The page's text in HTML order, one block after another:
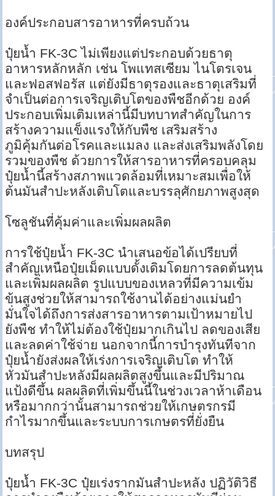
องค์ประกอบสารอาหารที่ครบถ้วน
ปุ๋ยน้ำ FK-3C ไม่เพียงแต่ประกอบด้วยธาตุ
อาหารหลักหลัก เช่น โพแทสเซียม ไนโตรเจน
และฟอสฟอรัส แต่ยังมีธาตุรองและธาตุเสริมที่
จำเป็นต่อการเจริญเติบโตของพืชอีกด้วย องค์
ประกอบเพิ่มเติมเหล่านี้มีบทบาทสำคัญในการ
สร้างความแข็งแรงให้กับพืช เสริมสร้าง
ภูมิคุ้มกันต่อโรคและแมลง และส่งเสริมพลังโดย
รวมของพืช ด้วยการให้สารอาหารที่ครอบคลุม
ปุ๋ยน้ำนี้สร้างสภาพแวดล้อมที่เหมาะสมเพื่อให้
ต้นมันสำปะหลังเติบโตและบรรลุศักยภาพสูงสุด
โซลูชันที่คุ้มค่าและเพิ่มผลผลิต
การใช้ปุ๋ยน้ำ FK-3C นำเสนอข้อได้เปรียบที่
สำคัญเหนือปุ๋ยเม็ดแบบดั้งเดิมโดยการลดต้นทุน
และเพิ่มผลผลิต รูปแบบของเหลวที่มีความเข้ม
ข้นสูงช่วยให้สามารถใช้งานได้อย่างแม่นยำ
มั่นใจได้ถึงการส่งสารอาหารตามเป้าหมายไป
ยังพืช ทำให้ไม่ต้องใช้ปุ๋ยมากเกินไป ลดของเสีย
และลดค่าใช้จ่าย นอกจากนี้การบำรุงทันทีจาก
ปุ๋ยน้ำยังส่งผลให้เร่งการเจริญเติบโต ทำให้
หัวมันสำปะหลังมีผลผลิตสูงขึ้นและมีปริมาณ
แป้งดีขึ้น ผลผลิตที่เพิ่มขึ้นนี้ในช่วงเวลาห้าเดือน
หรือมากกว่านั้นสามารถช่วยให้เกษตรกรมี
กำไรมากขึ้นและระบบการเกษตรที่ยั่งยืน
บทสรุป
ปุ๋ยน้ำ FK-3C ปุ๋ยเร่งรากมันสำปะหลัง ปฏิวัติวิธี